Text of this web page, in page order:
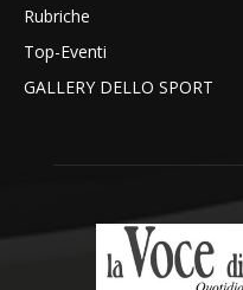
Rubriche
Top-Eventi
GALLERY DELLO SPORT